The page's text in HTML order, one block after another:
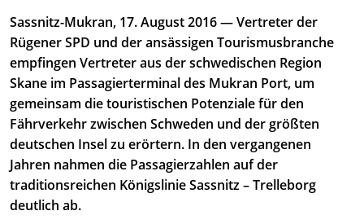
Sassnitz-Mukran, 17. August 2016 — Vertreter der
Rügener SPD und der ansässigen Tourismusbranche
empfingen Vertreter aus der schwedischen Region
Skane im Passagierterminal des Mukran Port, um
gemeinsam die touristischen Potenziale für den
Fährverkehr zwischen Schweden und der größten
deutschen Insel zu erörtern. In den vergangenen
Jahren nahmen die Passagierzahlen auf der
traditionsreichen Königslinie Sassnitz – Trelleborg
deutlich ab.